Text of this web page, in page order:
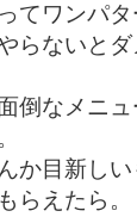
てワンパ
らないとダ
倒なメニ
か目新し
らえたら。